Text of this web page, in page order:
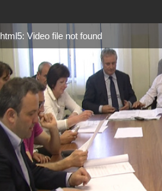
html5: Video file not found